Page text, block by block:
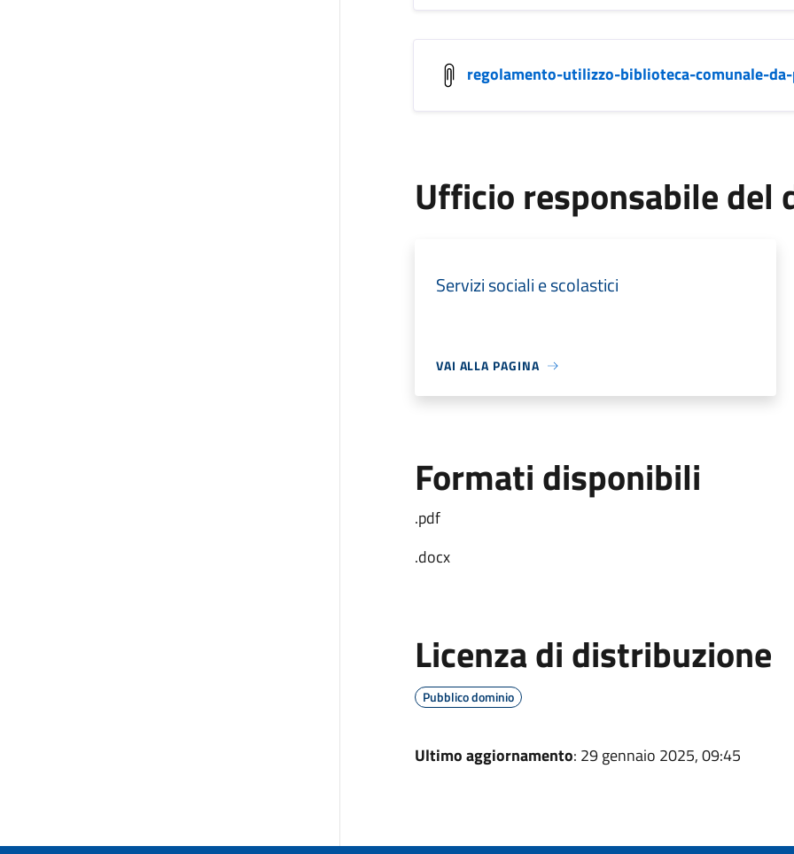
regolamento-utilizzo-biblioteca-comunale-
Ufficio responsabile del
Servizi sociali e scolastici
VAI ALLA PAGINA
Formati disponibili
.pdf
.docx
Licenza di distribuzione
Pubblico dominio
Ultimo aggiornamento: 29 gennaio 2025, 09:45